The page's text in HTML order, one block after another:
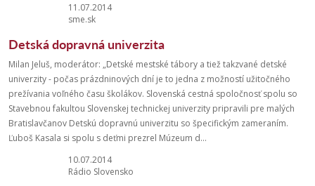
11.07.2014
sme.sk
Detská dopravná univerzita
Milan Jeluš, moderátor: „Detské mestské tábory a tiež takzvané detské
univerzity - počas prázdninových dní je to jedna z možností užitočného
prežívania voľného času školákov. Slovenská cestná spoločnosť spolu so
Stavebnou fakultou Slovenskej technickej univerzity pripravili pre malých
Bratislavčanov Detskú dopravnú univerzitu so špecifickým zameraním.
Ľuboš Kasala si spolu s deťmi prezrel Múzeum d...
10.07.2014
Rádio Slovensko